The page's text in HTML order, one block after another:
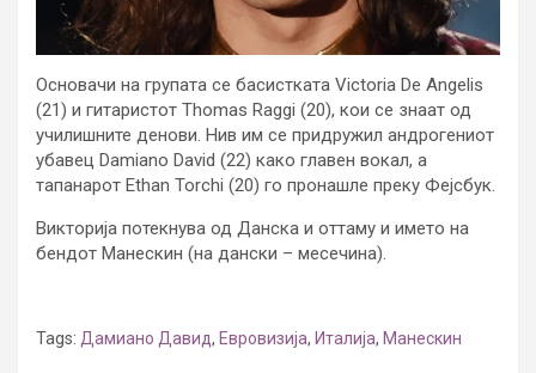
Основачи на групата се басистката Victoria De Angelis
(21) и гитаристот Thomas Raggi (20), кои се знаат од
училишните денови. Нив им се придружил андрогениот
убавец Damiano David (22) како главен вокал, а
тапанарот Ethan Torchi (20) го пронашле преку Фејсбук.
Викторија потекнува од Данска и оттаму и името на
бендот Манескин (на дански – месечина).
Tags: Дамиано Давид, Евровизија, Италија, Манескин